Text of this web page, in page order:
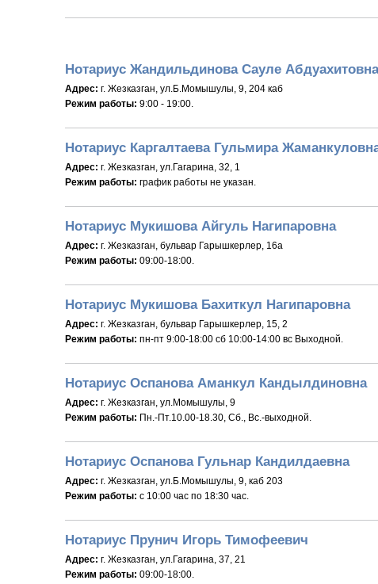
Нотариус Жандильдинова Сауле Абдуахитовна
Адрес: г. Жезказган, ул.Б.Момышулы, 9, 204 каб
Режим работы: 9:00 - 19:00.
Нотариус Каргалтаева Гульмира
Адрес: г. Жезказган, ул.Гагарина, 32, 1
Режим работы: график работы не указан.
Нотариус Мукишова Айгуль Нагипаровна
Адрес: г. Жезказган, бульвар Гарышкерлер, 16а
Режим работы: 09:00-18:00.
Нотариус Мукишова Бахиткул Нагипаровна
Адрес: г. Жезказган, бульвар Гарышкерлер, 15, 2
Режим работы: пн-пт 9:00-18:00 сб 10:00-14:00 вс Выходной.
Нотариус Оспанова Аманкул Кандылдиновна
Адрес: г. Жезказган, ул.Момышулы, 9
Режим работы: Пн.-Пт.10.00-18.30, Сб., Вс.-выходной.
Нотариус Оспанова Гульнар Кандилдаевна
Адрес: г. Жезказган, ул.Б.Момышулы, 9, каб 203
Режим работы: с 10:00 час по 18:30 час.
Нотариус Прунич Игорь Тимофеевич
Адрес: г. Жезказган, ул.Гагарина, 37, 21
Режим работы: 09:00-18:00.